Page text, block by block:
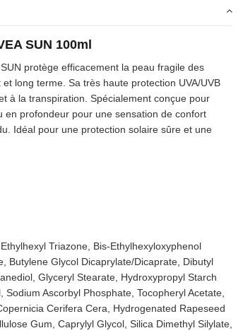
SUN 100ml
protège efficacement la peau fragile des
long terme. Sa très haute protection UVA/UVB
à la transpiration. Spécialement conçue pour
en profondeur pour une sensation de confort
Idéal pour une protection solaire sûre et une
Triazone, Bis-Ethylhexyloxyphenol
Butylene Glycol Dicaprylate/Dicaprate, Dibutyl
Glyceryl Stearate, Hydroxypropyl Starch
Ascorbyl Phosphate, Tocopheryl Acetate,
Cerifera Cera, Hydrogenated Rapeseed
Gum, Caprylyl Glycol, Silica Dimethyl Silylate,